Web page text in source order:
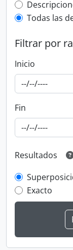
Top-level
Todas las
Filtrar por
Inicio
Fin
Resultados
Exacto